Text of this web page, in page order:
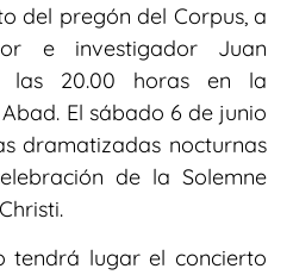
del pregón del Corpus, a
e investigador Juan
las 20.00 horas en la
El sábado 6 de junio
dramatizadas nocturnas
de la Solemne
tendrá lugar el concierto